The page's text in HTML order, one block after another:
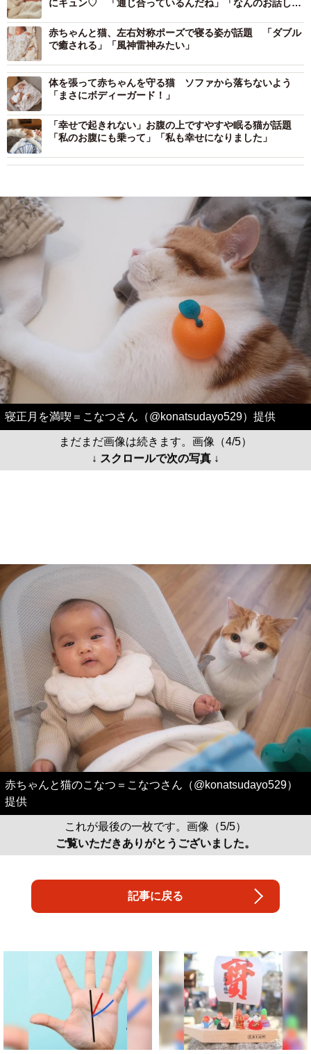
にキュン♡ 「通じ合っているんだね」「なんのお話して
赤ちゃんと猫、左右対称ポーズで寝る姿が話題 「ダブル
で癒される」「風神雷神みたい」
体を張って赤ちゃんを守る猫 ソファから落ちないよう
「まさにボディーガード！」
「幸せで起きれない」お腹の上ですやすや眠る猫が話題
「私のお腹にも乗って」「私も幸せになりました」
寝正月を満喫＝こなつさん（@konatsudayo529）提供
まだまだ画像は続きます。画像（4/5）
↓ スクロールで次の写真 ↓
赤ちゃんと猫のこなつ＝こなつさん（@konatsudayo529）
提供
これが最後の一枚です。画像（5/5）
ご覧いただきありがとうございました。
記事に戻る